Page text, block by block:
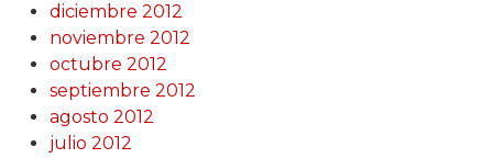
diciembre 2012
noviembre 2012
octubre 2012
septiembre 2012
agosto 2012
julio 2012